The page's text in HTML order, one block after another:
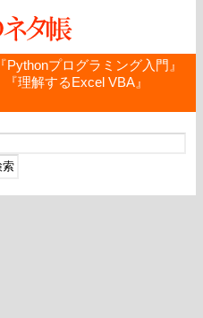
『Pythonプログラミング入門』
『理解するExcel VBA』